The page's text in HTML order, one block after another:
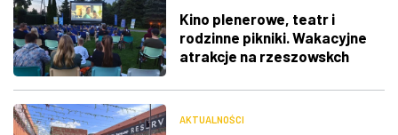
Kino plenerowe, teatr i
rodzinne pikniki. Wakacyjne
atrakcje na rzeszowskch
AKTUALNOŚCI